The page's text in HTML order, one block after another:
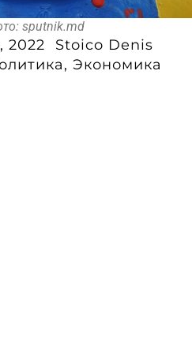
sputnik.md
2022
Stoico Denis
,Экономика